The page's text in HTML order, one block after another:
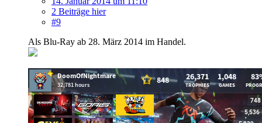
2 Beiträge hier
#9
Als Blu-Ray ab 28. März 2014 im Handel.